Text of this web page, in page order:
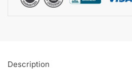
Description